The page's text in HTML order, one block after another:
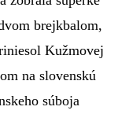
brejkbalom,
Kužmovej
na slovenskú
súboja